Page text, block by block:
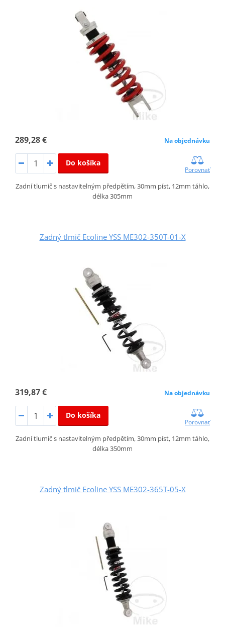
289,28 € Na objednávku
Do košíka
Porovnať
Zadní tlumič s nastavitelným předpětím, 30mm píst, 12mm táhlo,
délka 305mm
Zadný tlmič Ecoline YSS ME302-350T-01-X
319,87 € Na objednávku
Do košíka
Porovnať
Zadní tlumič s nastavitelným předpětím, 30mm píst, 12mm táhlo,
délka 350mm
Zadný tlmič Ecoline YSS ME302-365T-05-X